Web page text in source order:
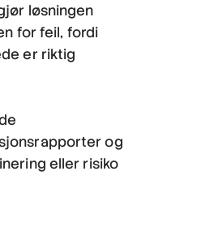
løsningen
for feil, fordi
er riktig
og
eller risiko